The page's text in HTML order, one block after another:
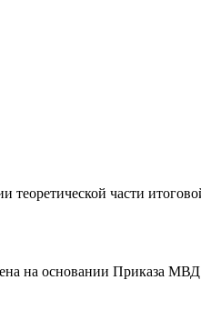
части
на основании Приказа